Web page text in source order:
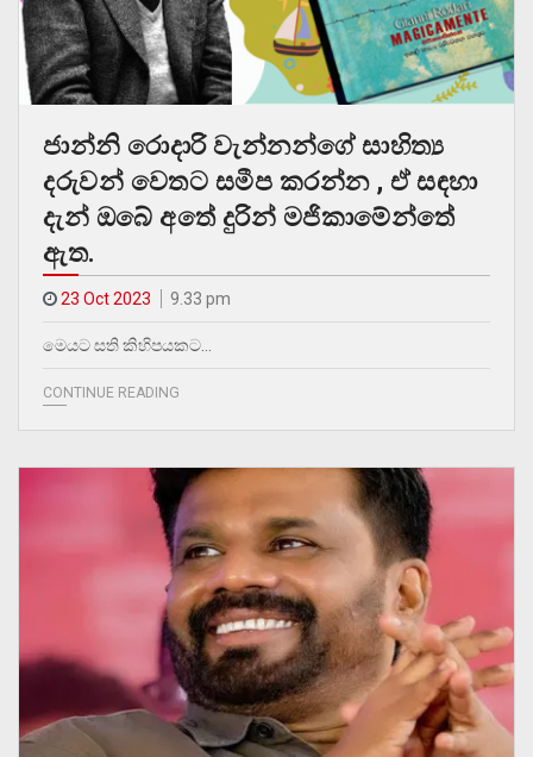
ජාන්නි රොදාරි වැන්නන්ගේ සාහිත්‍ය
දරුවන් වෙතට සමීප කරන්න , ඒ සඳහා
දැන් ඔබේ අතේ දුරින් මජිකාමේන්තේ
ඇත.
23 Oct 2023 9.33 pm
මෙයට සති කිහිපයකට…
CONTINUE READING